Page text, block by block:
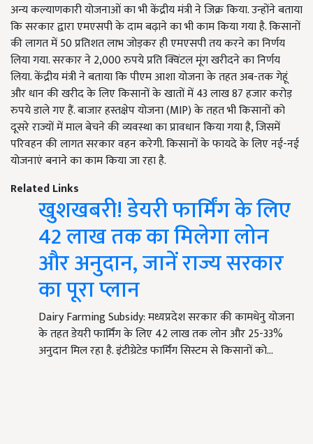
अन्य कल्याणकारी योजनाओं का भी केंद्रीय मंत्री ने जिक्र किया. उन्होंने बताया
कि सरकार द्वारा एमएसपी के दाम बढ़ाने का भी काम किया गया है. किसानों
की लागत में 50 प्रतिशत लाभ जोड़कर ही एमएसपी तय करने का निर्णय
लिया गया. सरकार ने 2,000 रुपये प्रति क्विंटल मूंग खरीदने का निर्णय
लिया. केंद्रीय मंत्री ने बताया कि पीएम आशा योजना के तहत अब-तक गेहूं
और धान की खरीद के लिए किसानों के खातों में 43 लाख 87 हजार करोड़
रुपये डाले गए हैं. बाजार हस्तक्षेप योजना (MIP) के तहत भी किसानों को
दूसरे राज्यों में माल बेचने की व्यवस्था का प्रावधान किया गया है, जिसमें
परिवहन की लागत सरकार वहन करेगी. किसानों के फायदे के लिए नई-नई
योजनाएं बनाने का काम किया जा रहा है.
Related Links
खुशखबरी! डेयरी फार्मिंग के लिए
42 लाख तक का मिलेगा लोन
और अनुदान, जानें राज्य सरकार
का पूरा प्लान
Dairy Farming Subsidy: मध्यप्रदेश सरकार की कामधेनु योजना
के तहत डेयरी फार्मिंग के लिए 42 लाख तक लोन और 25-33%
अनुदान मिल रहा है. इंटीग्रेटेड फार्मिंग सिस्टम से किसानों को…